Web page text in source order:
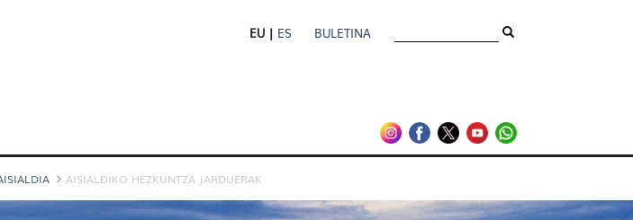
EU | ES BULETINA
AISIALDIKO HEZKUNTZA JARDUERAK